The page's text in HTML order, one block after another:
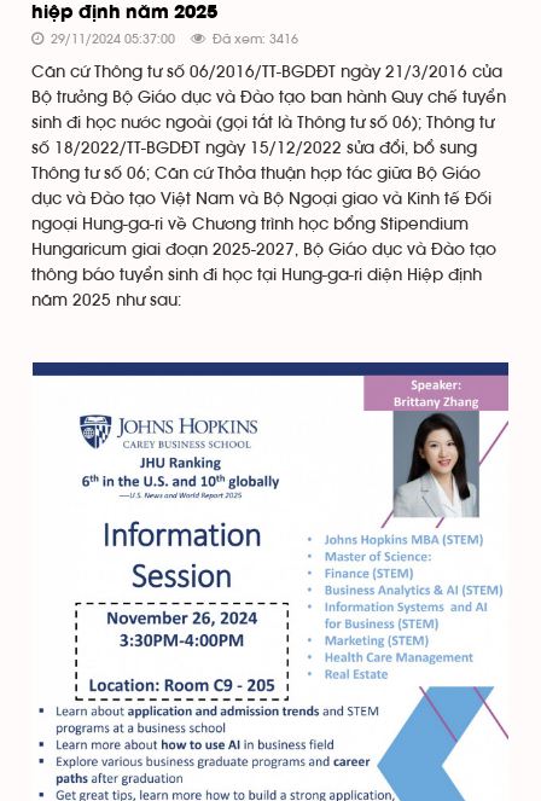
hiệp định năm 2025
29/11/2024 05:37:00 Đã xem: 3416
Căn cứ Thông tư số 06/2016/TT-BGDĐT ngày 21/3/2016 của
Bộ trưởng Bộ Giáo dục và Đào tạo ban hành Quy chế tuyển
sinh đi học nước ngoài (gọi tắt là Thông tư số 06); Thông tư
số 18/2022/TT-BGDĐT ngày 15/12/2022 sửa đổi, bổ sung
Thông tư số 06; Căn cứ Thỏa thuận hợp tác giữa Bộ Giáo
dục và Đào tạo Việt Nam và Bộ Ngoại giao và Kinh tế Đối
ngoại Hung-ga-ri về Chương trình học bổng Stipendium
Hungaricum giai đoạn 2025-2027, Bộ Giáo dục và Đào tạo
thông báo tuyển sinh đi học tại Hung-ga-ri diện Hiệp định
năm 2025 như sau: